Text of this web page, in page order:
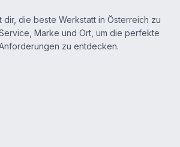
dir, die beste Werkstatt in Österreich zu
Marke und Ort, um die perfekte
zu entdecken.